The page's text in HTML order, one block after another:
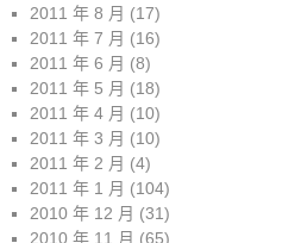
2011 年 8 月 (17)
2011 年 7 月 (16)
2011 年 6 月 (8)
2011 年 5 月 (18)
2011 年 4 月 (10)
2011 年 3 月 (10)
2011 年 2 月 (4)
2011 年 1 月 (104)
2010 年 12 月 (31)
2010 年 11 月 (65)